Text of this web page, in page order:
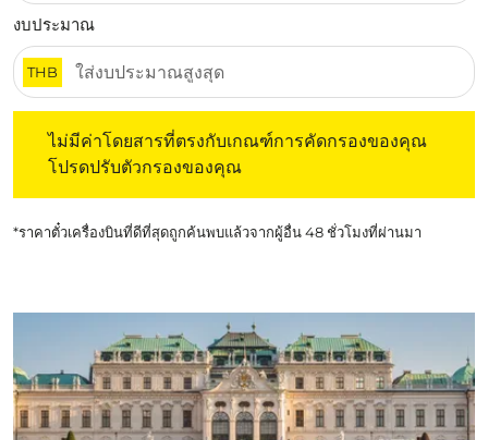
งบประมาณ
THB
ไม่มีค่าโดยสารที่ตรงกับเกณฑ์การคัดกรองของคุณ
โปรดปรับตัวกรองของคุณ
*ราคาตั๋วเครื่องบินที่ดีที่สุดถูกค้นพบแล้วจากผู้อื่น 48 ชั่วโมงที่ผ่านมา